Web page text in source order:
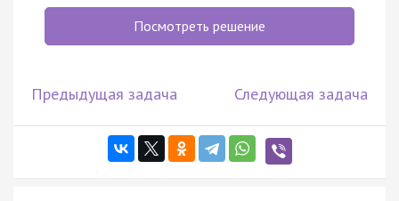
Посмотреть решение
Предыдущая задача Следующая задача